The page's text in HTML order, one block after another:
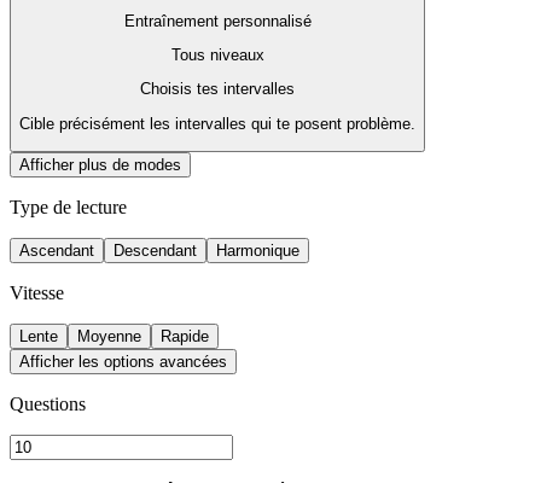
Entraînement personnalisé
Tous niveaux
Choisis tes intervalles
Cible précisément les intervalles qui te posent problème.
Afficher plus de modes
Type de lecture
Ascendant Descendant Harmonique
Vitesse
Lente Moyenne
Rapide
Afficher les options avancées
Questions